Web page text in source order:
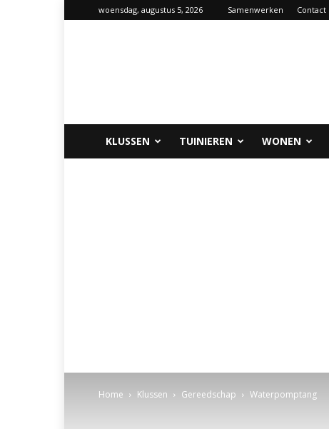
woensdag, augustus 5, 2026 Samenwerken Contact
KLUSSEN TUINIEREN WONEN
Home Klussen Gereedschap Waterpomptang